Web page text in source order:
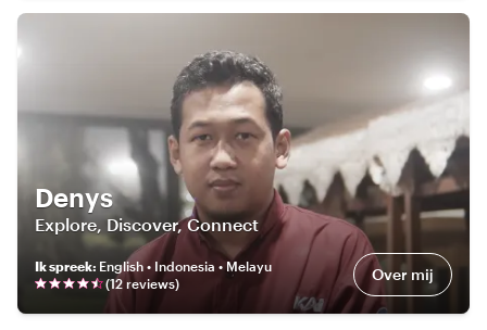
Denys
Explore, Discover, Connect
Ik spreek: English • Indonesia • Melayu
(12 reviews) Over mij